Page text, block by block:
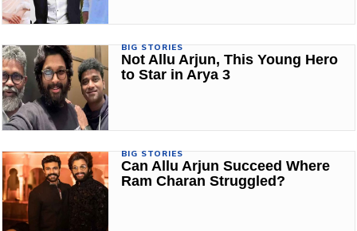
BIG STORIES
Not Allu Arjun, This Young Hero
to Star in Arya 3
BIG STORIES
Can Allu Arjun Succeed Where
Ram Charan Struggled?